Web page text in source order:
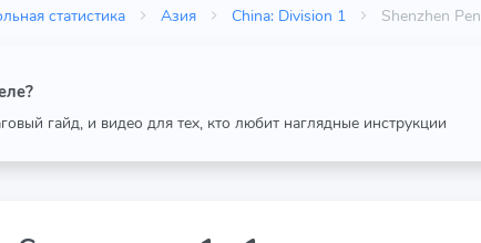
статистика Азия China: Division 1 Shenzhen
гайд, и видео для тех, кто любит наглядные инструкции